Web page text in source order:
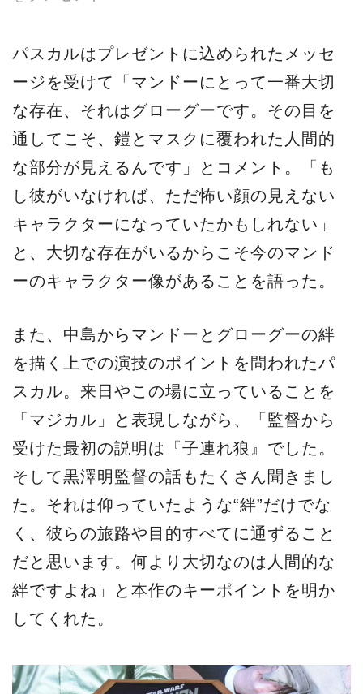
パスカルはプレゼントに込められたメッセ
ージを受けて「マンドーにとって一番大切
な存在、それはグローグーです。その目を
通してこそ、鎧とマスクに覆われた人間的
な部分が見えるんです」とコメント。「も
し彼がいなければ、ただ怖い顔の見えない
キャラクターになっていたかもしれない」
と、大切な存在がいるからこそ今のマンド
ーのキャラクター像があることを語った。
また、中島からマンドーとグローグーの絆
を描く上での演技のポイントを問われたパ
スカル。来日やこの場に立っていることを
「マジカル」と表現しながら、「監督から
受けた最初の説明は『子連れ狼』でした。
そして黒澤明監督の話もたくさん聞きまし
た。それは仰っていたような“絆”だけでな
く、彼らの旅路や目的すべてに通ずること
だと思います。何より大切なのは人間的な
絆ですよね」と本作のキーポイントを明か
してくれた。